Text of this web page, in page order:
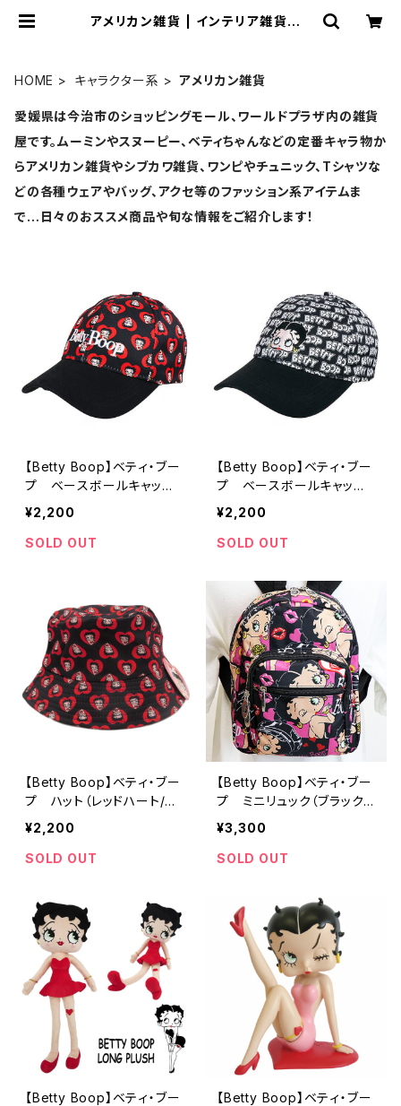
アメリカン雑貨 | インテリア雑貨mo
HOME キャラクター系 アメリカン雑貨
愛媛県は今治市のショッピングモール、ワールドプラザ内の雑貨
屋です。ムーミンやスヌーピー、ベティちゃんなどの定番キャラ物か
らアメリカン雑貨やシブカワ雑貨、ワンピやチュニック、Tシャツな
どの各種ウェアやバッグ、アクセ等のファッション系アイテムま
で…日々のおススメ商品や旬な情報をご紹介します！
【Betty Boop】ベティ・ブー
プ ベースボールキャップ
（レッドハート/CP-HZ453-
RD）
¥2,200
SOLD OUT
【Betty Boop】ベティ・ブー
プ ベースボールキャップ
（ブラックロゴ/CP-HZ450-
BK）
¥2,200
SOLD OUT
【Betty Boop】ベティ・ブー
プ ハット（レッドハート/HT
-HZ401-RD）
¥2,200
SOLD OUT
【Betty Boop】ベティ・ブー
プ ミニリュック（ブラック
ピンク/BN91516C-CT1）
¥3,300
SOLD OUT
【Betty Boop】ベティ・ブー
【Betty Boop】ベティ・ブー